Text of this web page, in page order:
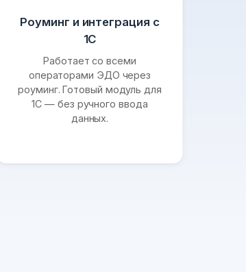
Роуминг и интеграция с
1С
Работает со всеми
операторами ЭДО через
роуминг. Готовый модуль для
1С — без ручного ввода
данных.